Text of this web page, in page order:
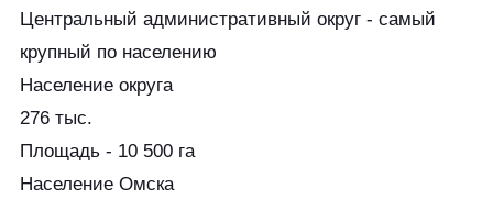
Центральный административный округ - самый
крупный по населению
Население округа
276 тыс.
Площадь - 10 500 га
Население Омска